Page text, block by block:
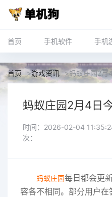
首页 手机软件 手机
首页 >游戏资讯 >蚂蚁庄园2月
蚂蚁庄园2月4日
时间：2026-02-04
次：
蚂蚁庄园每日都会更
容各不相同。部分用户在